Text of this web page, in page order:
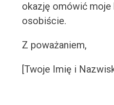
okazję omówić moje
osobiście.
Z poważaniem,
[Twoje Imię i